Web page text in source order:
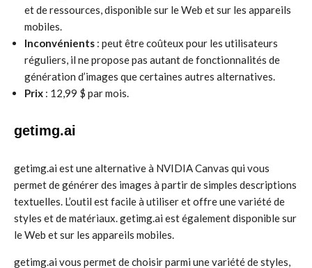
et de ressources, disponible sur le Web et sur les appareils
mobiles.
Inconvénients : peut être coûteux pour les utilisateurs
réguliers, il ne propose pas autant de fonctionnalités de
génération d’images que certaines autres alternatives.
Prix : 12,99 $ par mois.
getimg.ai
getimg.ai est une alternative à NVIDIA Canvas qui vous
permet de générer des images à partir de simples descriptions
textuelles. L’outil est facile à utiliser et offre une variété de
styles et de matériaux. getimg.ai est également disponible sur
le Web et sur les appareils mobiles.
getimg.ai vous permet de choisir parmi une variété de styles,